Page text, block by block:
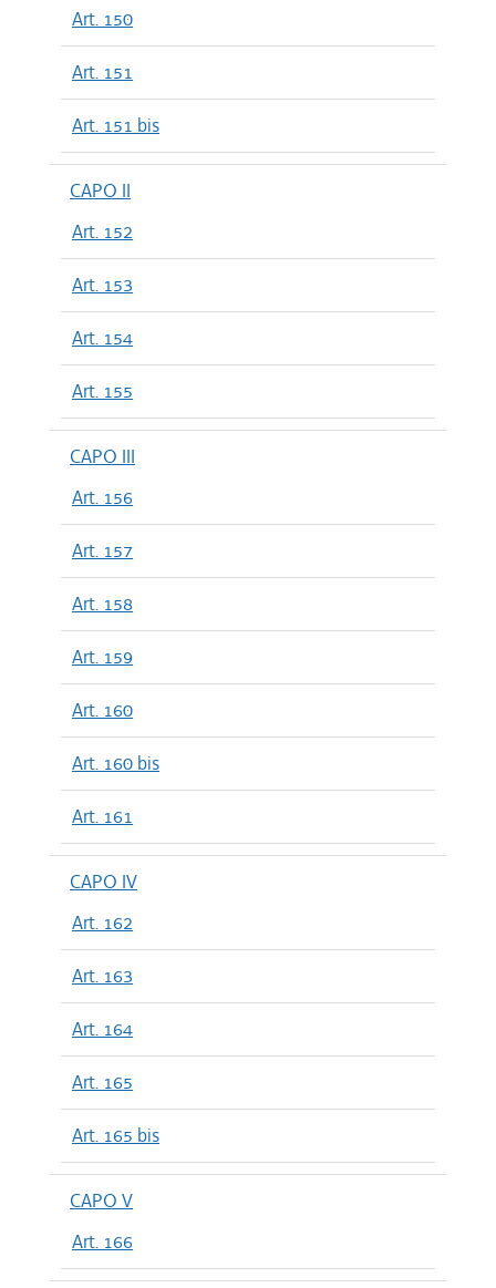
Art. 150
Art. 151
Art. 151 bis
CAPO II
Art. 152
Art. 153
Art. 154
Art. 155
CAPO III
Art. 156
Art. 157
Art. 158
Art. 159
Art. 160
Art. 160 bis
Art. 161
CAPO IV
Art. 162
Art. 163
Art. 164
Art. 165
Art. 165 bis
CAPO V
Art. 166